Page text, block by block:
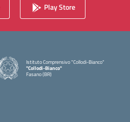
Play Store
Istituto Comprensivo "Collodi-Bianco"
"Collodi-Bianco"
Fasano (BR)